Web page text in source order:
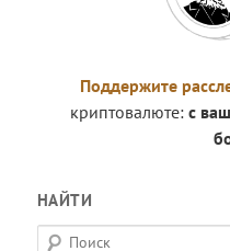
Поддержите
криптовалюте: с
НАЙТИ
П